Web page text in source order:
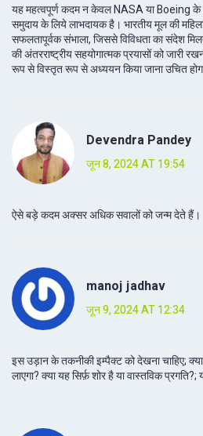
यह महत्वपूर्ण कदम न केवल NASA या Boeing के
समुदाय के लिये लाभदायक है। भारतीय मूल की
सफलतापूर्वक संभाला, जिससे विविधता का संदेश
की अंतरराष्ट्रीय सहयोगात्मक प्रयासों को जारी
रूप से विस्तृत रूप से अध्ययन किया जाना उचित
Devendra Pandey
जून 8, 2024 AT 19:54
ऐसे बड़े कदम अक्सर अधिक सवालों को जन्म देते हैं।
manoj jadhav
जून 9, 2024 AT 12:34
इस उड़ान के तकनीकी इम्पैक्ट को देखना चाहिए;
लाएगा? क्या यह सिर्फ़ शोर है या वास्तविक